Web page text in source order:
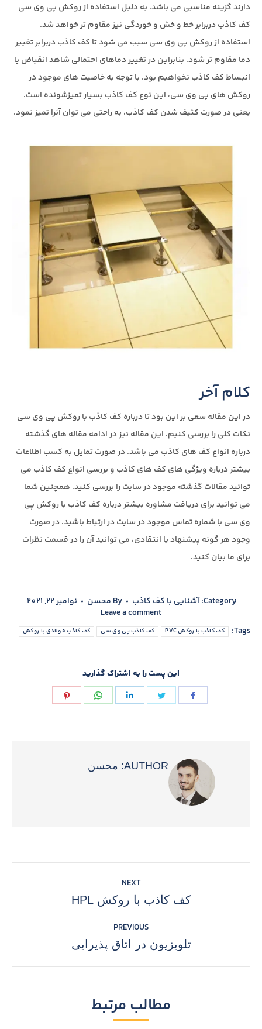
دارند گزینه مناسبی می باشد. به دلیل استفاده از روکش پی وی سی
کف کاذب دربرابر خط و خش و خوردگی نیز مقاوم تر خواهد شد.
استفاده از روکش پی وی سی سبب می شود تا کف کاذب دربرابر تغییر
دما مقاوم تر شود. بنابراین در تغییر دماهای احتمالی شاهد انقباض یا
انبساط کف کاذب نخواهیم بود. با توجه به خاصیت های موجود در
روکش های پی وی سی، این نوع کف کاذب بسیار تمیزشونده است.
یعنی در صورت کثیف شدن کف کاذب، به راحتی می توان آنرا تمیز نمود.
کلام آخر
در این مقاله سعی بر این بود تا درباره کف کاذب با روکش پی وی سی
نکات کلی را بررسی کنیم. این مقاله نیز در ادامه مقاله های گذشته
درباره انواع کف های کاذب می باشد. در صورت تمایل به کسب اطلاعات
بیشتر درباره ویژگی های کف های کاذب و بررسی انواع کف کاذب می
توانید مقالات گذشته موجود در سایت را بررسی کنید. همچنین شما
می توانید برای دریافت مشاوره بیشتر درباره کف کاذب با روکش پی
وی سی با شماره تماس موجود در سایت در ارتباط باشید. در صورت
وجود هر گونه پیشنهاد یا انتقادی، می توانید آن را در قسمت نظرات
برای ما بیان کنید.
Category: آشنایی با کف کاذب By محسن
نوامبر 22, 2021
Leave a comment
Tags:
کف کاذب با روکش PVC کف کاذب پی وی سی کف کاذب فولادی با روکش
این پست را به اشتراک گذارید
Share
Share
AUTHOR: محسن
POST
NAVIGATION
PREVIOUS
Previous
تلویزیون در اتاق پذیرایی
NEXT
Next
کف کاذب با روکش HPL
مطالب مرتبط